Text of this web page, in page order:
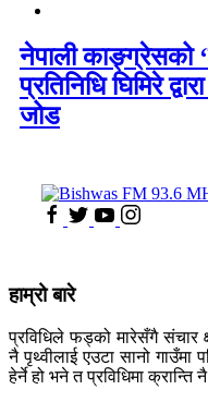
नेपाली काङ्ग्रेसको
प्रतिनिधि घिमिरे
जोड
हाम्रो बारे
प्रविधिले फड्को मारेसँगै संचार
नै पृथ्वीलाई एउटा सानो
हेर्ने हो भने त प्रविधिमा क्रान्ति